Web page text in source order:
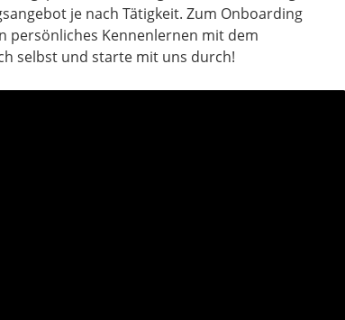
je nach Tätigkeit. Zum Onboarding
persönliches Kennenlernen mit dem
selbst und starte mit uns durch!